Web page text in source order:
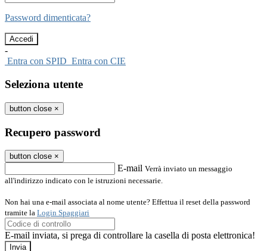
Password dimenticata?
-
Entra con SPID Entra con CIE
Seleziona utente
button close ×
Recupero password
button close ×
E-mail Verrà inviato un messaggio
all'indirizzo indicato con le istruzioni necessarie.
Non hai una e-mail associata al nome utente? Effettua il reset della password
tramite la Login Spaggiari
E-mail inviata, si prega di controllare la casella di posta elettronica!